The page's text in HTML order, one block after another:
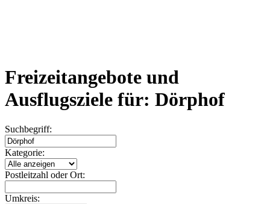
Freizeitangebote und
Ausflugsziele für: Dörphof
Suchbegriff:
Kategorie:
Postleitzahl oder Ort:
Umkreis: